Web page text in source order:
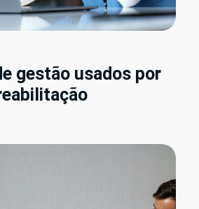
gestão usados por